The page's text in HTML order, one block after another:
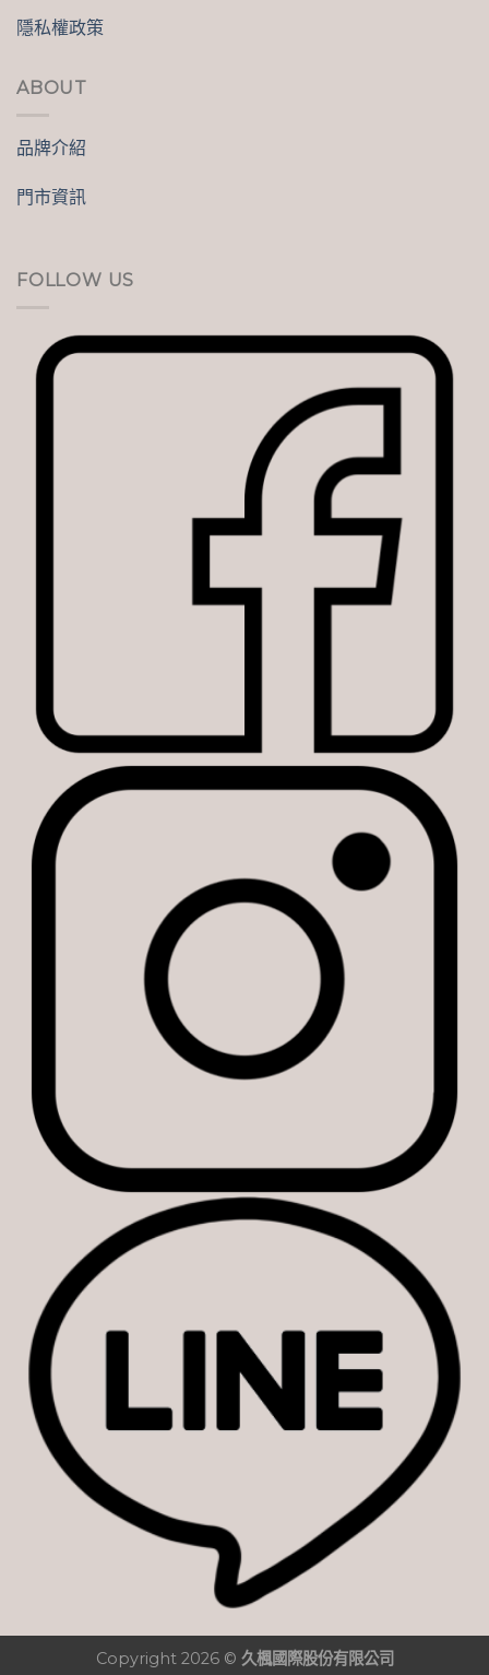
隱私權政策
ABOUT
品牌介紹
門市資訊
FOLLOW US
Copyright 2026 © 久楓國際股份有限公司